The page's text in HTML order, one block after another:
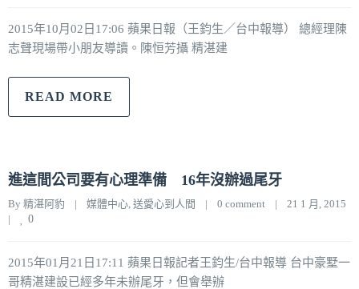
2015年10月02日17:06 蘋果日報（王鈞生／台中報導） 總經理陳
志聲現場帶小朋友導讀。陳恒芳攝 精湛建
READ MORE
進這間公司要有心理準備 16年沒辦過尾牙
By 精湛阿豹 | 媒體中心, 送愛心到人間 | 0 comment |
|
0
2015年01月21日17:11 蘋果日報記者王鈞生/台中報導 台中豪墅一
哥精湛建設已經多年未辦尾牙，但會舉辦